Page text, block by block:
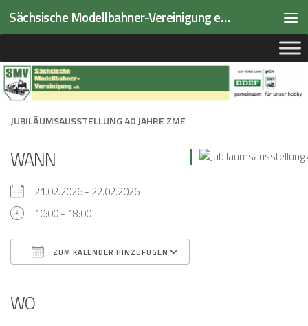
Zum Inhalt springen Sächsische Modellbahner-Vereinigung e.V.
JUBILÄUMSAUSSTELLUNG 40 JAHRE ZME
WANN
21.02.2026 - 22.02.2026
10:00 - 18:00
ZUM KALENDER HINZUFÜGEN
WO